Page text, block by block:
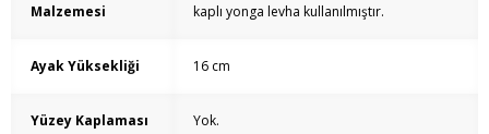
Malzemesi
kaplı yonga levha kullanılmıştır.
Ayak Yüksekliği 16 cm
Yüzey Kaplaması Yok.